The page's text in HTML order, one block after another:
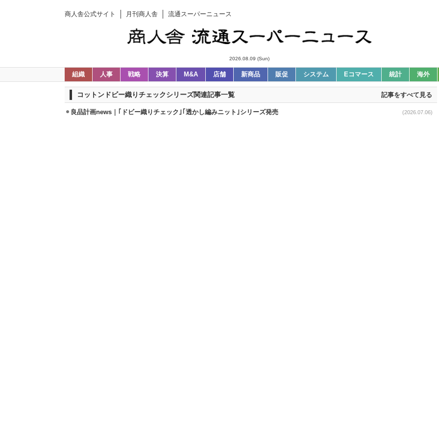
商人舎公式サイト 月刊商人舎 流通スーパーニュース
2026.08.09 (Sun)
組織 人事 戦略 決算 M&A 店舗 新商品 販促 システム Eコマース 統計 海外
コットンドビー織りチェックシリーズ関連記事一覧 記事をすべて見る
良品計画news｜｢ドビー織りチェック｣｢透かし編みニット｣シリーズ発売 (2026.07.06)